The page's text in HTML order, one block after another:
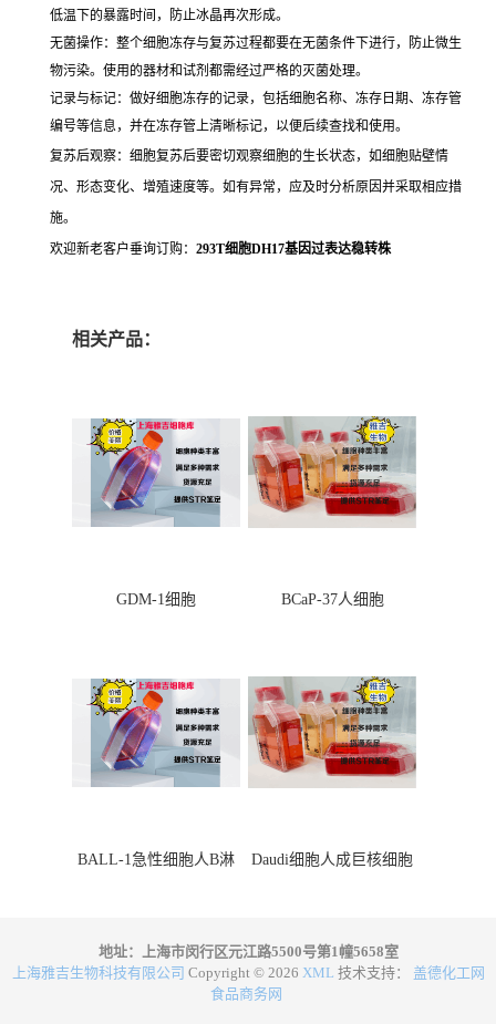
低温下的暴露时间，防止冰晶再次形成。
无菌操作：整个细胞冻存与复苏过程都要在无菌条件下进行，防止微生
物污染。使用的器材和试剂都需经过严格的灭菌处理。
记录与标记：做好细胞冻存的记录，包括细胞名称、冻存日期、冻存管
编号等信息，并在冻存管上清晰标记，以便后续查找和使用。
复苏后观察：细胞复苏后要密切观察细胞的生长状态，如细胞贴壁情
况、形态变化、增殖速度等。如有异常，应及时分析原因并采取相应措
施。
欢迎新老客户垂询订购： 293T细胞DH17基因过表达稳转株
相关产品：
GDM-1细胞 BCaP-37人细胞
BALL-1急性细胞人B淋
Daudi细胞人成巨核细胞
地址：上海市闵行区元江路5500号第1幢5658室
上海雅吉生物科技有限公司 Copyright © 2026 XML 技术支持： 盖德化工网
食品商务网